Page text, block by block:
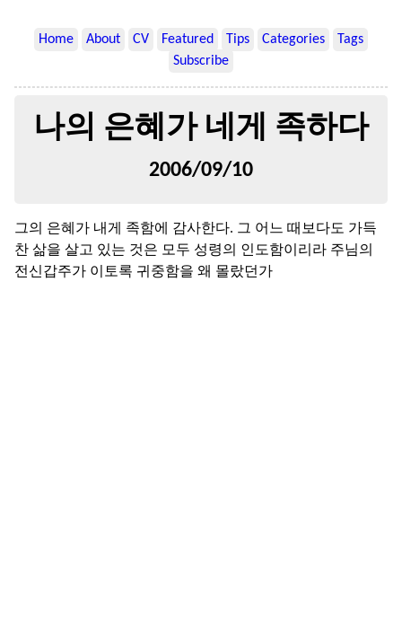
Home About CV Featured Tips Categories
Tags
Subscribe
나의 은혜가 네게 족하다
2006/09/10
그의 은혜가 내게 족함에 감사한다. 그 어느 때보다도 가득
찬 삶을 살고 있는 것은 모두 성령의 인도함이리라 주님의
전신갑주가 이토록 귀중함을 왜 몰랐던가